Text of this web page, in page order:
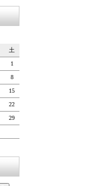
土
1
8
15
22
29